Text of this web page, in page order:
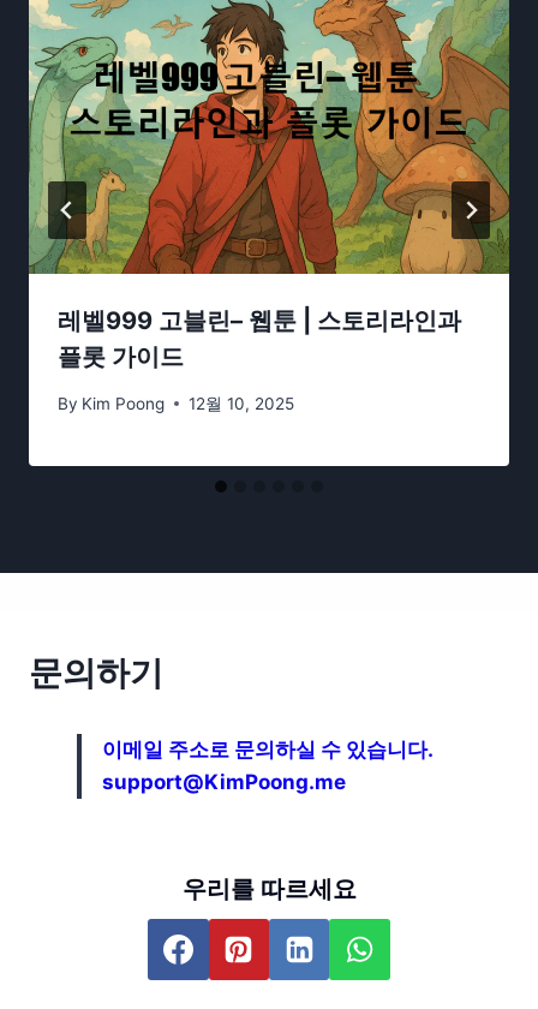
레벨999 고블린– 웹툰 | 스토리라인과
플롯 가이드
By Kim Poong 12월 10, 2025
문의하기
이메일 주소로 문의하실 수 있습니다.
support@KimPoong.me
우리를 따르세요